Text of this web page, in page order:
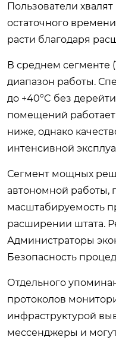
Пользователи
остаточного
расти благодаря
В среднем сегменте
диапазон работы.
до +40°C без
помещений
ниже, однако
интенсивной
Сегмент мощных
автономной работы,
масштабируемость
расширении штата.
Администраторы
Безопасность
Отдельного
протоколов
инфраструктурой
мессенджеры и